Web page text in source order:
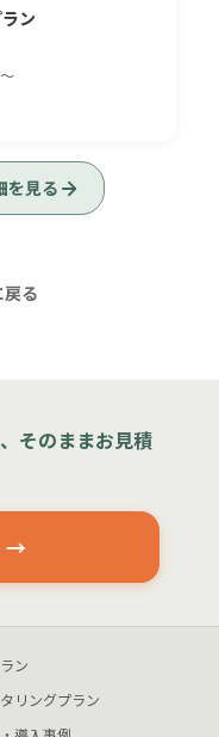
ン
を見る
る
そのままお見積
→
ン
リングプラン